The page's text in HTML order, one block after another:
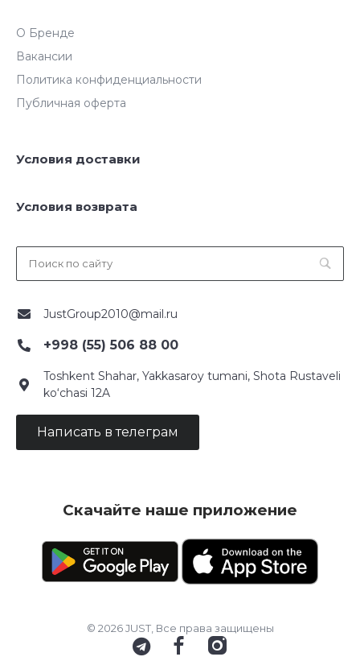
О Бренде
Вакансии
Политика конфиденциальности
Публичная оферта
Условия доставки
Условия возврата
JustGroup2010@mail.ru
+998 (55) 506 88 00
Toshkent Shahar, Yakkasaroy tumani, Shota Rustaveli
ko‘chasi 12A
Написать в телеграм
Скачайте наше приложение
© 2026 JUST, Все права защищены